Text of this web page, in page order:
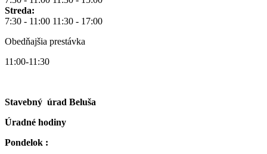
Streda:
7:30 - 11:00 11:30 - 17:00
Obedňajšia prestávka
11:00-11:30
Stavebný úrad Beluša
Úradné hodiny
Pondelok :